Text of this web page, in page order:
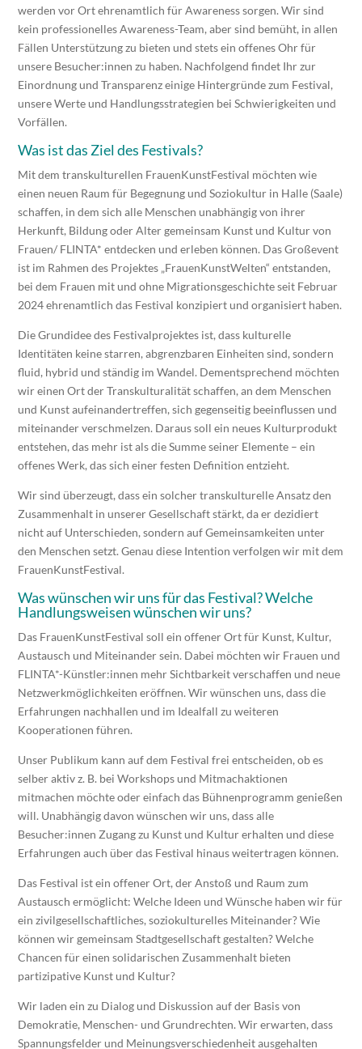
werden vor Ort ehrenamtlich für Awareness sorgen. Wir sind
kein professionelles Awareness-Team, aber sind bemüht, in allen
Fällen Unterstützung zu bieten und stets ein offenes Ohr für
unsere Besucher:innen zu haben. Nachfolgend findet Ihr zur
Einordnung und Transparenz einige Hintergründe zum Festival,
unsere Werte und Handlungsstrategien bei Schwierigkeiten und
Vorfällen.
Was ist das Ziel des Festivals?
Mit dem transkulturellen FrauenKunstFestival möchten wie
einen neuen Raum für Begegnung und Soziokultur in Halle (Saale)
schaffen, in dem sich alle Menschen unabhängig von ihrer
Herkunft, Bildung oder Alter gemeinsam Kunst und Kultur von
Frauen/ FLINTA* entdecken und erleben können. Das Großevent
ist im Rahmen des Projektes „FrauenKunstWelten“ entstanden,
bei dem Frauen mit und ohne Migrationsgeschichte seit Februar
2024 ehrenamtlich das Festival konzipiert und organisiert haben.
Die Grundidee des Festivalprojektes ist, dass kulturelle
Identitäten keine starren, abgrenzbaren Einheiten sind, sondern
fluid, hybrid und ständig im Wandel. Dementsprechend möchten
wir einen Ort der Transkulturalität schaffen, an dem Menschen
und Kunst aufeinandertreffen, sich gegenseitig beeinflussen und
miteinander verschmelzen. Daraus soll ein neues Kulturprodukt
entstehen, das mehr ist als die Summe seiner Elemente – ein
offenes Werk, das sich einer festen Definition entzieht.
Wir sind überzeugt, dass ein solcher transkulturelle Ansatz den
Zusammenhalt in unserer Gesellschaft stärkt, da er dezidiert
nicht auf Unterschieden, sondern auf Gemeinsamkeiten unter
den Menschen setzt. Genau diese Intention verfolgen wir mit dem
FrauenKunstFestival.
Was wünschen wir uns für das Festival? Welche
Handlungsweisen wünschen wir uns?
Das FrauenKunstFestival soll ein offener Ort für Kunst, Kultur,
Austausch und Miteinander sein. Dabei möchten wir Frauen und
FLINTA*-Künstler:innen mehr Sichtbarkeit verschaffen und neue
Netzwerkmöglichkeiten eröffnen. Wir wünschen uns, dass die
Erfahrungen nachhallen und im Idealfall zu weiteren
Kooperationen führen.
Unser Publikum kann auf dem Festival frei entscheiden, ob es
selber aktiv z. B. bei Workshops und Mitmachaktionen
mitmachen möchte oder einfach das Bühnenprogramm genießen
will. Unabhängig davon wünschen wir uns, dass alle
Besucher:innen Zugang zu Kunst und Kultur erhalten und diese
Erfahrungen auch über das Festival hinaus weitertragen können.
Das Festival ist ein offener Ort, der Anstoß und Raum zum
Austausch ermöglicht: Welche Ideen und Wünsche haben wir für
ein zivilgesellschaftliches, soziokulturelles Miteinander? Wie
können wir gemeinsam Stadtgesellschaft gestalten? Welche
Chancen für einen solidarischen Zusammenhalt bieten
partizipative Kunst und Kultur?
Wir laden ein zu Dialog und Diskussion auf der Basis von
Demokratie, Menschen- und Grundrechten. Wir erwarten, dass
Spannungsfelder und Meinungsverschiedenheit ausgehalten